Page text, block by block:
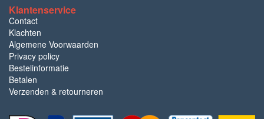
Klantenservice
Contact
Klachten
Algemene Voorwaarden
Privacy policy
Bestelinformatie
Betalen
Verzenden & retourneren